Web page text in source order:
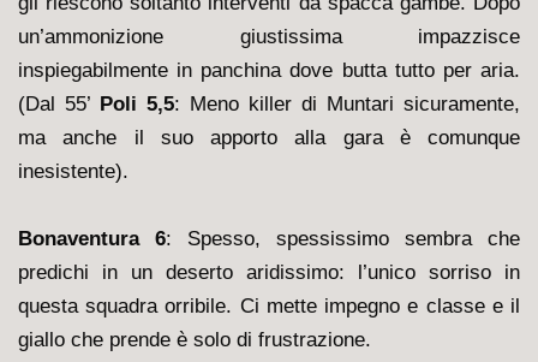
un’ammonizione giustissima impazzisce
inspiegabilmente in panchina dove butta tutto per aria.
(Dal 55’ Poli 5,5: Meno killer di Muntari sicuramente,
ma anche il suo apporto alla gara è comunque
inesistente).
Bonaventura 6: Spesso, spessissimo sembra che
predichi in un deserto aridissimo: l’unico sorriso in
questa squadra orribile. Ci mette impegno e classe e il
giallo che prende è solo di frustrazione.